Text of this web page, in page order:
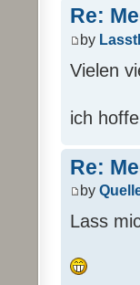
Re:
by
Vielen
ich
Re:
by
Lass